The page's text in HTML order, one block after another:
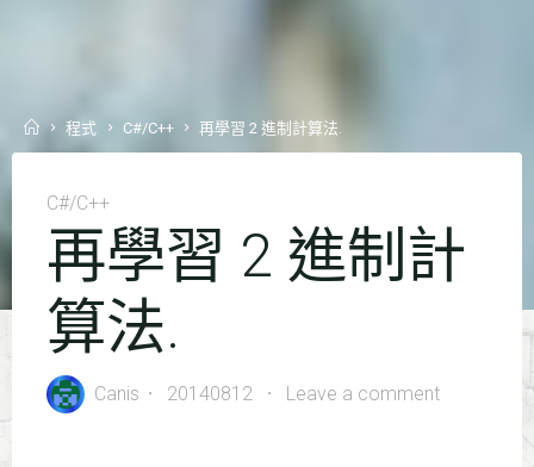
Home
程式 C#/C++ 再學習 2 進制計算法.
C#/C++
再學習 2 進制計
算法.
Canis 20140812 Leave a comment